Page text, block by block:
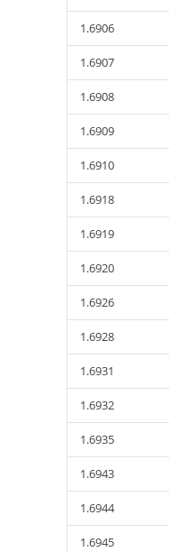
1.6906
1.6907
1.6908
1.6909
1.6910
1.6918
1.6919
1.6920
1.6926
1.6928
1.6931
1.6932
1.6935
1.6943
1.6944
1.6945